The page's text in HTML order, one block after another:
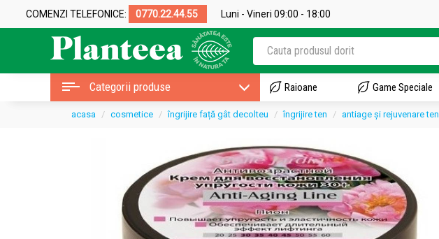
COMENZI TELEFONICE: 0770.22.44.55 Luni - Vineri 09:00 - 18:00
Categorii produse Raioane Game Speciale
acasa cosmetice îngrijire față gât decolteu îngrijire ten antiage și rejuvenare ten